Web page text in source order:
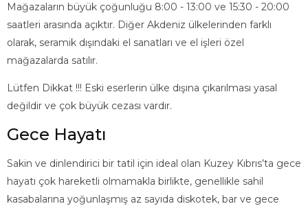
Mağazaların büyük çoğunluğu 8:00 - 13:00 ve 15:30 - 20:00
saatleri arasında açıktır. Diğer Akdeniz ülkelerinden farklı
olarak, seramik dışındaki el sanatları ve el işleri özel
mağazalarda satılır.
Lütfen Dikkat !!! Eski eserlerin ülke dışına çıkarılması yasal
değildir ve çok büyük cezası vardır.
Gece Hayatı
Sakin ve dinlendirici bir tatil için ideal olan Kuzey Kıbrıs’ta gece
hayatı çok hareketli olmamakla birlikte, genellikle sahil
kasabalarına yoğunlaşmış az sayıda diskotek, bar ve gece